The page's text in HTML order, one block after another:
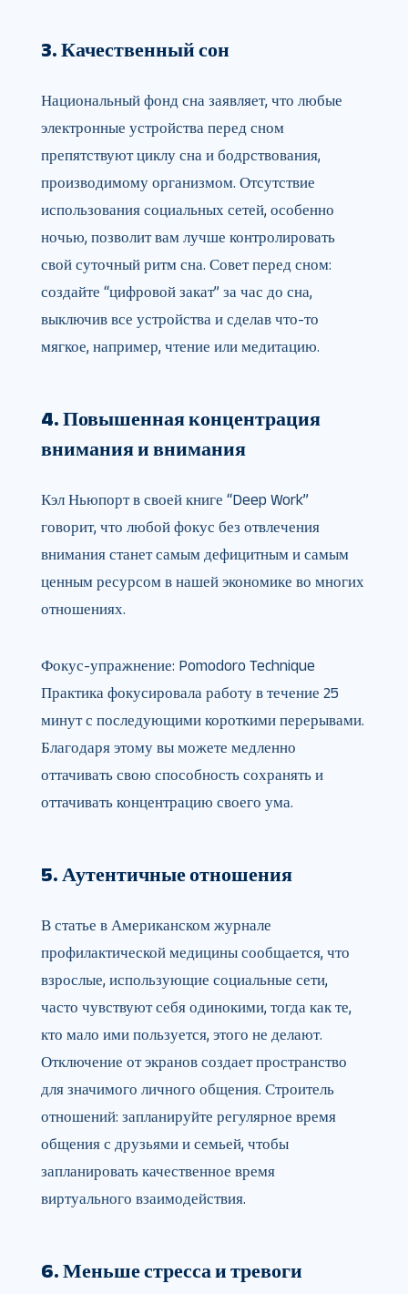
3. Качественный сон
Национальный фонд сна заявляет, что любые
электронные устройства перед сном
препятствуют циклу сна и бодрствования,
производимому организмом. Отсутствие
использования социальных сетей, особенно
ночью, позволит вам лучше контролировать
свой суточный ритм сна. Совет перед сном:
создайте “цифровой закат” за час до сна,
выключив все устройства и сделав что-то
мягкое, например, чтение или медитацию.
4. Повышенная концентрация
внимания и внимания
Кэл Ньюпорт в своей книге “Deep Work”
говорит, что любой фокус без отвлечения
внимания станет самым дефицитным и самым
ценным ресурсом в нашей экономике во многих
отношениях.
Фокус-упражнение: Pomodoro Technique
Практика фокусировала работу в течение 25
минут с последующими короткими перерывами.
Благодаря этому вы можете медленно
оттачивать свою способность сохранять и
оттачивать концентрацию своего ума.
5. Аутентичные отношения
В статье в Американском журнале
профилактической медицины сообщается, что
взрослые, использующие социальные сети,
часто чувствуют себя одинокими, тогда как те,
кто мало ими пользуется, этого не делают.
Отключение от экранов создает пространство
для значимого личного общения. Строитель
отношений: запланируйте регулярное время
общения с друзьями и семьей, чтобы
запланировать качественное время
виртуального взаимодействия.
6. Меньше стресса и тревоги